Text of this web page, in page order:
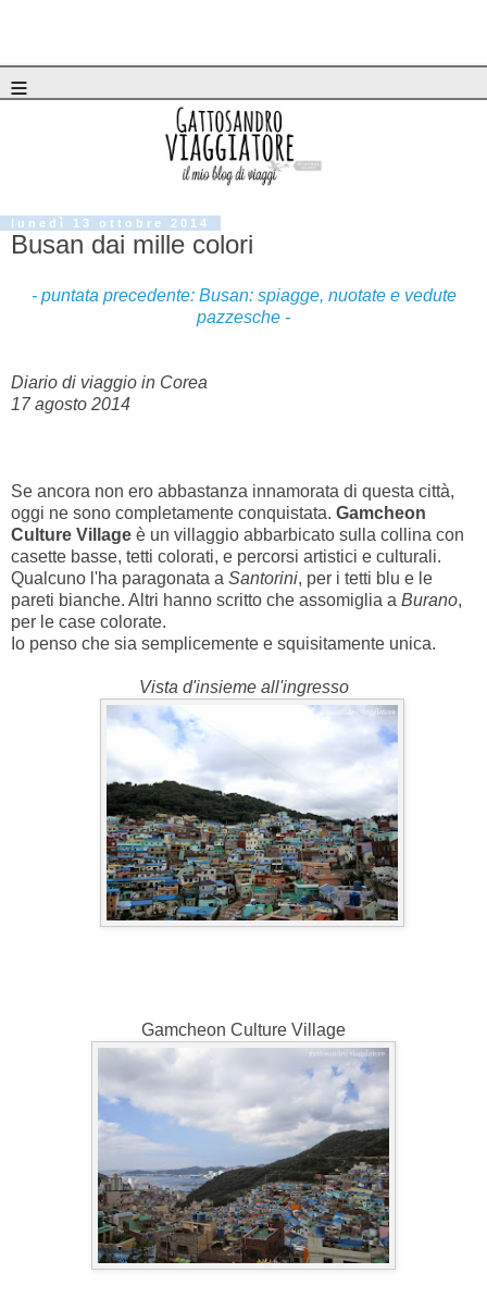
≡
lunedì 13 ottobre 2014
Busan dai mille colori
- puntata precedente: Busan: spiagge, nuotate e vedute
pazzesche -
Diario di viaggio in Corea
17 agosto 2014
Se ancora non ero abbastanza innamorata di questa città,
oggi ne sono completamente conquistata. Gamcheon
Culture Village è un villaggio abbarbicato sulla collina con
casette basse, tetti colorati, e percorsi artistici e culturali.
Qualcuno l'ha paragonata a Santorini, per i tetti blu e le
pareti bianche. Altri hanno scritto che assomiglia a Burano,
per le case colorate.
Io penso che sia semplicemente e squisitamente unica.
Vista d'insieme all'ingresso
Gamcheon Culture Village